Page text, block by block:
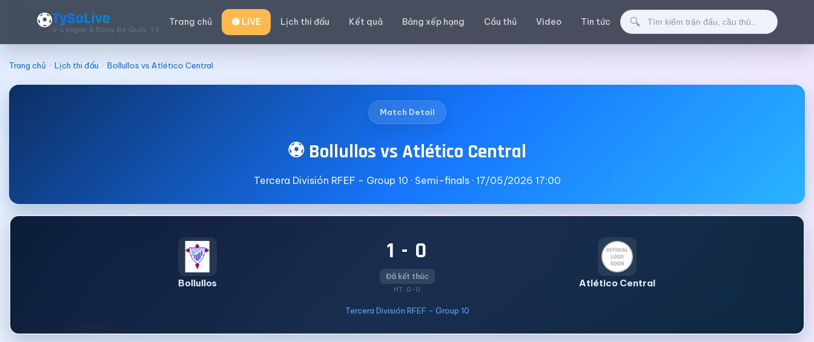
⚽TySoLive
V-League & Bóng Đá Quốc Tế
Trang chủ 🔴 LIVE Lịch thi đấu Kết quả Bảng xếp hạng Cầu thủ Video Tin tức Tìm kiếm
🔍
Trang chủ Lịch thi đấu Bollullos vs Atlético Central
Match Detail
⚽ Bollullos vs Atlético Central
Tercera División RFEF - Group 10 · Semi-finals · 17/05/2026 17:00
Bollullos
1 - 0
Đã kết thúc
HT: 0-0
Atlético Central
Tercera División RFEF - Group 10